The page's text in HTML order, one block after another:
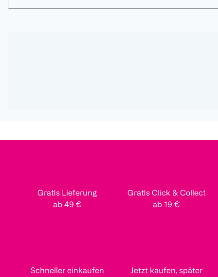
Gratis Lieferung
ab 49 €
Gratis Click & Collect
ab 19 €
Schneller einkaufen
Jetzt kaufen, später